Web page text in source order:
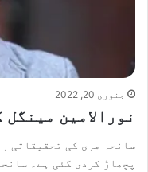
جنوری 20, 2022
نورالامین
سانحہ مری کی تحقیقاتی
پچھاڑ کردی گئی ہے۔